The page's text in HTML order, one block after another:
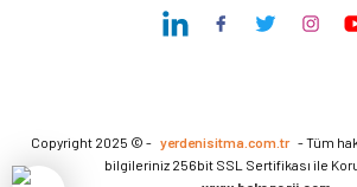
Copyright 2025 © - yerdenisitma.com.tr - Tüm
bilgileriniz 256bit SSL Sertifikası ile